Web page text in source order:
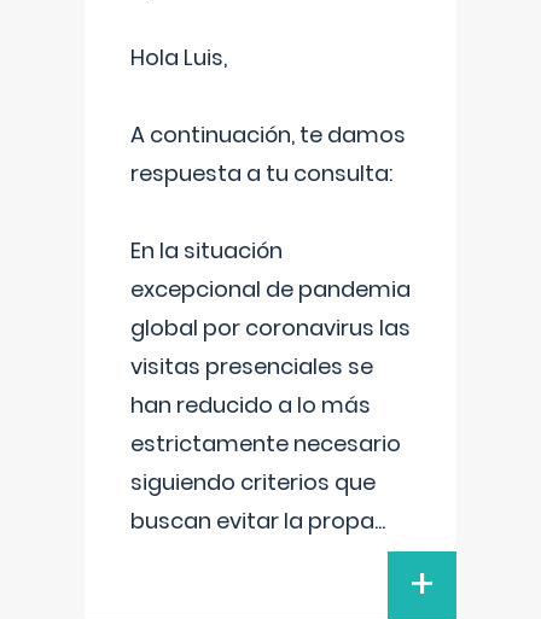
Hola Luis,
A continuación, te damos
respuesta a tu consulta:
En la situación
excepcional de pandemia
global por coronavirus las
visitas presenciales se
han reducido a lo más
estrictamente necesario
siguiendo criterios que
buscan evitar la propa...
+